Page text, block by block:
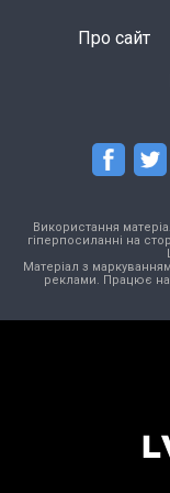
Про сайт
Використання
гіперпосиланні на
Матеріал з
реклами. Працює на